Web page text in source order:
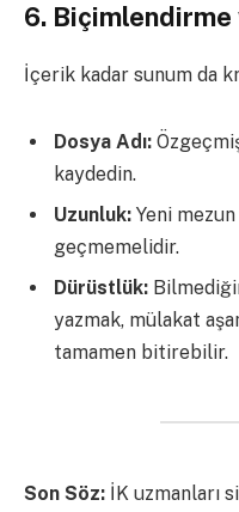
6. Biçimlendirme
İçerik kadar sunum da
Dosya Adı:
kaydedin.
Uzunluk: Yeni mezun
geçmemelidir.
Dürüstlük:
yazmak, mülakat
tamamen bitirebilir.
Son Söz: İK uzmanları